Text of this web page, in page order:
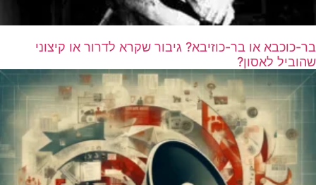
בר-כוכבא או בר-כוזיבא? גיבור שקרא לדרור או קיצוני
שהוביל לאסון?